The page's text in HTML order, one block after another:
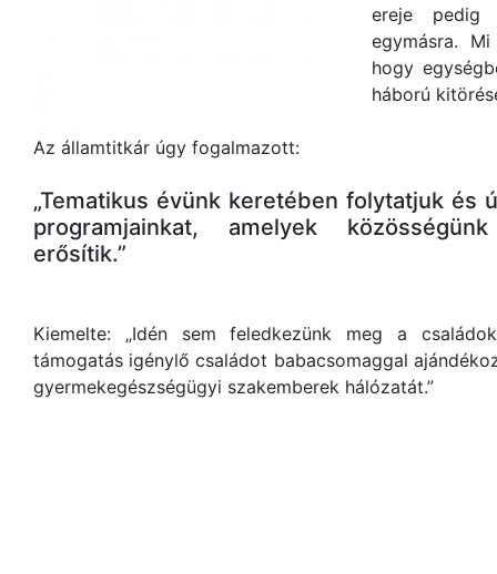
ereje pedig
egymásra.
hogy
háború
Az államtitkár úgy fogalmazott:
„Tematikus évünk keretében folytatjuk és
programjainkat, amelyek
erősítik.”
Kiemelte: „Idén sem feledkezünk meg a
támogatás igénylő családot babacsomaggal
gyermekegészségügyi szakemberek hálózatát.”